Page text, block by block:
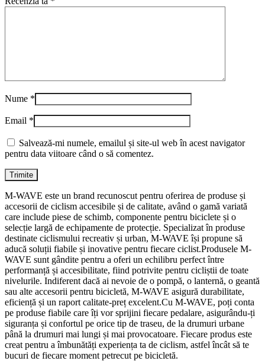
Nume *
Email *
Salvează-mi numele, emailul și site-ul web în acest navigator
pentru data viitoare când o să comentez.
M-WAVE este un brand recunoscut pentru oferirea de produse și
accesorii de ciclism accesibile și de calitate, având o gamă variată
care include piese de schimb, componente pentru biciclete și o
selecție largă de echipamente de protecție. Specializat în produse
destinate ciclismului recreativ și urban, M-WAVE își propune să
aducă soluții fiabile și inovative pentru fiecare ciclist.Produsele M-
WAVE sunt gândite pentru a oferi un echilibru perfect între
performanță și accesibilitate, fiind potrivite pentru cicliștii de toate
nivelurile. Indiferent dacă ai nevoie de o pompă, o lanternă, o geantă
sau alte accesorii pentru bicicletă, M-WAVE asigură durabilitate,
eficiență și un raport calitate-preț excelent.Cu M-WAVE, poți conta
pe produse fiabile care îți vor sprijini fiecare pedalare, asigurându-ți
siguranța și confortul pe orice tip de traseu, de la drumuri urbane
până la drumuri mai lungi și mai provocatoare. Fiecare produs este
creat pentru a îmbunătăți experiența ta de ciclism, astfel încât să te
bucuri de fiecare moment petrecut pe bicicletă.